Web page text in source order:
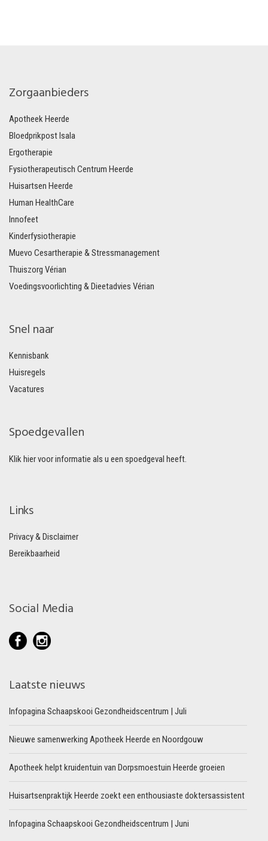
Zorgaanbieders
Apotheek Heerde
Bloedprikpost Isala
Ergotherapie
Fysiotherapeutisch Centrum Heerde
Huisartsen Heerde
Human HealthCare
Innofeet
Kinderfysiotherapie
Muevo Cesartherapie & Stressmanagement
Thuiszorg Vérian
Voedingsvoorlichting & Dieetadvies Vérian
Snel naar
Kennisbank
Huisregels
Vacatures
Spoedgevallen
Klik hier voor informatie als u een spoedgeval heeft.
Links
Privacy & Disclaimer
Bereikbaarheid
Social Media
Laatste nieuws
Infopagina Schaapskooi Gezondheidscentrum | Juli
Nieuwe samenwerking Apotheek Heerde en Noordgouw
Apotheek helpt kruidentuin van Dorpsmoestuin Heerde groeien
Huisartsenpraktijk Heerde zoekt een enthousiaste doktersassistent
Infopagina Schaapskooi Gezondheidscentrum | Juni